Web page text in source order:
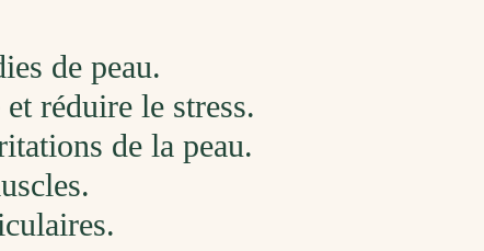
de peau.
réduire le stress.
de la peau.